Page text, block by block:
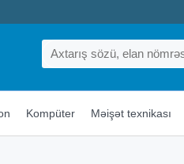
Kompüter Məişət texnikası